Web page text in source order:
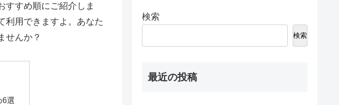
すすめ順にご紹介しま
利用できますよ。あなた
せんか？
6選
検索
検索
最近の投稿